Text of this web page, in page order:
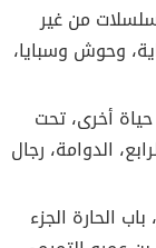
مسلسلات من غير
وحوش وسبايا،
في عام 2009 هي حياة أخرى، تحت
الدوامة، رجال
الحارة الجزء